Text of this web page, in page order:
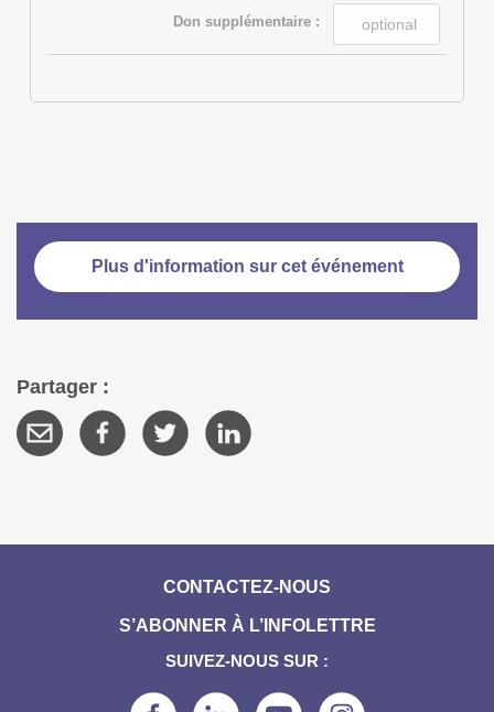
Don supplémentaire :
Plus d'information sur cet événement
Partager :
CONTACTEZ-NOUS
S’ABONNER À L’INFOLETTRE
SUIVEZ-NOUS SUR :